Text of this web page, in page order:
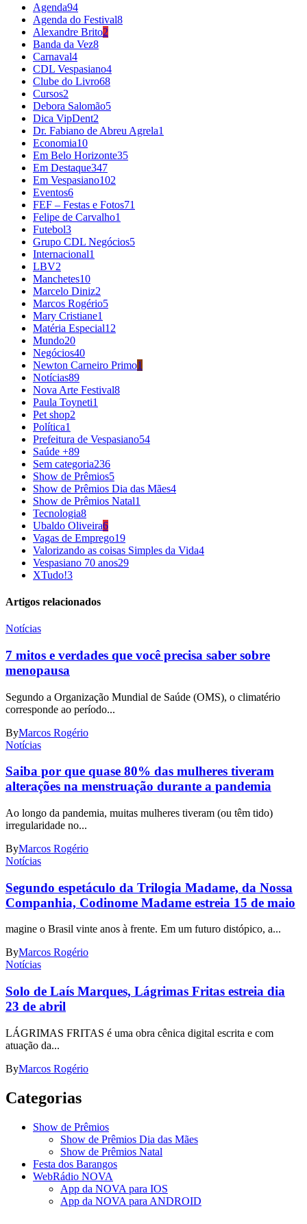
Agenda94
Agenda do Festival8
Alexandre Brito2
Banda da Vez8
Carnaval4
CDL Vespasiano4
Clube do Livro68
Cursos2
Debora Salomão5
Dica VipDent2
Dr. Fabiano de Abreu Agrela1
Economia10
Em Belo Horizonte35
Em Destaque347
Em Vespasiano102
Eventos6
FEF – Festas e Fotos71
Felipe de Carvalho1
Futebol3
Grupo CDL Negócios5
Internacional1
LBV2
Manchetes10
Marcelo Diniz2
Marcos Rogério5
Mary Cristiane1
Matéria Especial12
Mundo20
Negócios40
Newton Carneiro Primo1
Notícias89
Nova Arte Festival8
Paula Toyneti1
Pet shop2
Política1
Prefeitura de Vespasiano54
Saúde +89
Sem categoria236
Show de Prêmios5
Show de Prêmios Dia das Mães4
Show de Prêmios Natal1
Tecnologia8
Ubaldo Oliveira6
Vagas de Emprego19
Valorizando as coisas Simples da Vida4
Vespasiano 70 anos29
XTudo!3
Artigos relacionados
Notícias
7 mitos e verdades que você precisa saber sobre
menopausa
Segundo a Organização Mundial de Saúde (OMS), o climatério
corresponde ao período...
ByMarcos Rogério
Notícias
Saiba por que quase 80% das mulheres tiveram
alterações na menstruação durante a pandemia
Ao longo da pandemia, muitas mulheres tiveram (ou têm tido)
irregularidade no...
ByMarcos Rogério
Notícias
Segundo espetáculo da Trilogia Madame, da Nossa
Companhia, Codinome Madame estreia 15 de maio
magine o Brasil vinte anos à frente. Em um futuro distópico, a...
ByMarcos Rogério
Notícias
Solo de Laís Marques, Lágrimas Fritas estreia dia
23 de abril
LÁGRIMAS FRITAS é uma obra cênica digital escrita e com
atuação da...
ByMarcos Rogério
Categorias
Show de Prêmios
Show de Prêmios Dia das Mães
Show de Prêmios Natal
Festa dos Barangos
WebRádio NOVA
App da NOVA para IOS
App da NOVA para ANDROID